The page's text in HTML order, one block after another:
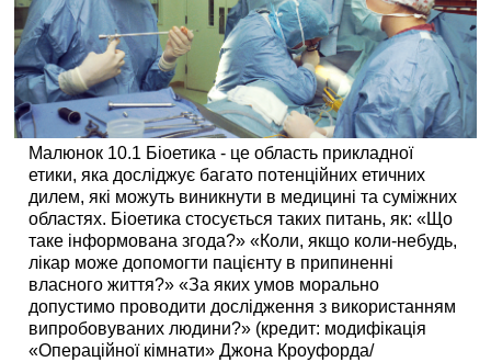
Малюнок 10.1 Біоетика - це область прикладної
етики, яка досліджує багато потенційних етичних
дилем, які можуть виникнути в медицині та суміжних
областях. Біоетика стосується таких питань, як: «Що
таке інформована згода?» «Коли, якщо коли-небудь,
лікар може допомогти пацієнту в припиненні
власного життя?» «За яких умов морально
допустимо проводити дослідження з використанням
випробовуваних людини?» (кредит: модифікація
«Операційної кімнати» Джона Кроуфорда/